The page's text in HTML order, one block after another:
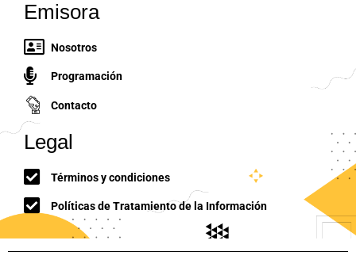
Emisora
Nosotros
Programación
Contacto
Legal
Términos y condiciones
Políticas de Tratamiento de la Información